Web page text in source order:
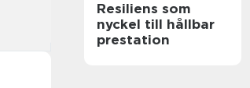
Resiliens som
nyckel till hållbar
prestation